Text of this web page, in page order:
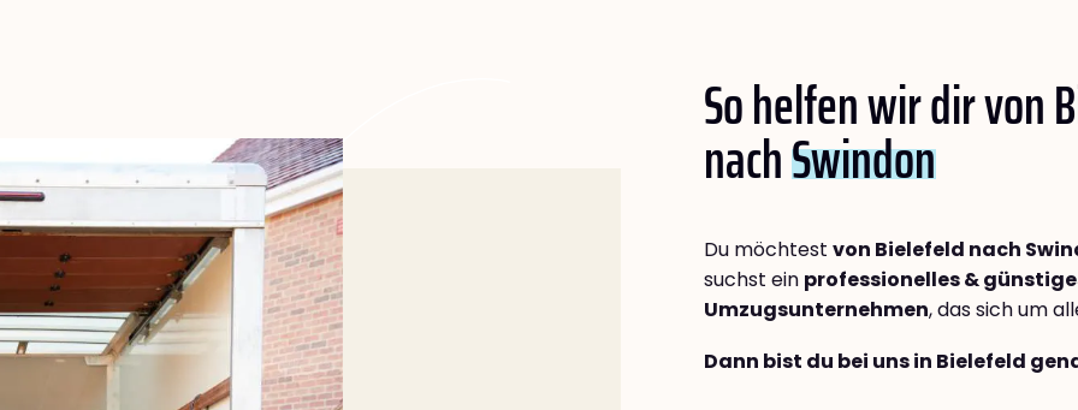
So helfen wir dir von
nachSwindon
Du möchtest von Bielefeld nach
suchst ein professionelles &
Umzugsunternehmen, das sich um
Dann bist du bei uns in Bielefeld